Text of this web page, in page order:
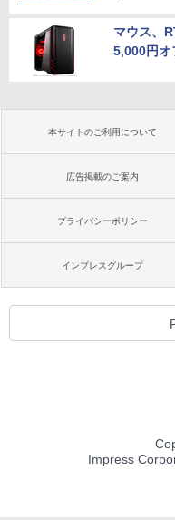
マウス、
5,000円オ
本サイトのご利用について
広告掲載のご案内
プライバシーポリシー
インプレスグループ
Impress